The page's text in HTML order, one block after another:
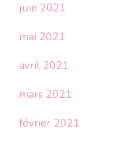
juin 2021
mai 2021
avril 2021
mars 2021
février 2021